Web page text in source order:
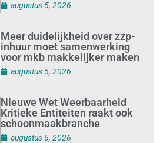
augustus 5, 2026
Meer duidelijkheid over zzp-
inhuur moet samenwerking
voor mkb makkelijker maken
augustus 5, 2026
Nieuwe Wet Weerbaarheid
Kritieke Entiteiten raakt ook
schoonmaakbranche
augustus 5, 2026